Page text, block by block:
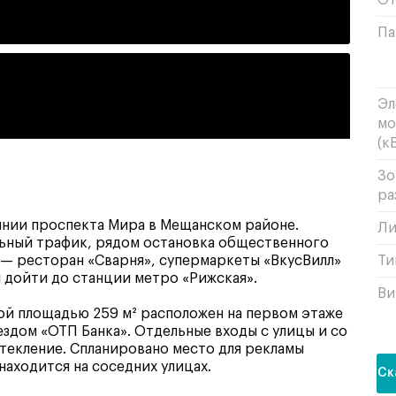
проспекта Мира в Мещанском районе.
трафик, рядом остановка общественного
ресторан «Сварня», супермаркеты «ВкусВилл»
до станции метро «Рижская».
площадью 259 м² расположен на первом этаже
«ОТП Банка». Отдельные входы с улицы и со
Спланировано место для рекламы
на соседних улицах.